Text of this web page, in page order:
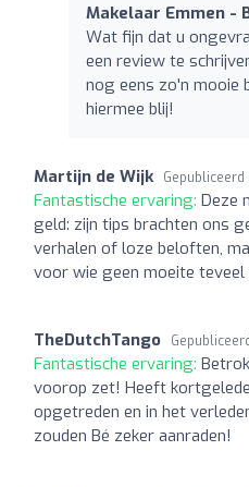
Makelaar Emmen -
Wat fijn dat u
een review te
nog eens zo'n mooie
hiermee blij!
Martijn de Wijk Gepubliceerd
Fantastische ervaring: Deze
geld: zijn tips brachten ons
verhalen of loze beloften,
voor wie geen moeite teveel
TheDutchTango
Fantastische ervaring:
voorop zet! Heeft
opgetreden en in het
zouden Bé zeker aanraden!